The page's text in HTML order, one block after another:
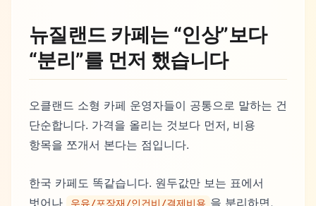
뉴질랜드 카페는 “인상”보다
“분리”를 먼저 했습니다
오클랜드 소형 카페 운영자들이 공통으로 말하는 건
단순합니다. 가격을 올리는 것보다 먼저, 비용
항목을 쪼개서 본다는 점입니다.
한국 카페도 똑같습니다. 원두값만 보는 표에서
벗어나
우유/포장재/인건비/결제비용 을 분리하면,